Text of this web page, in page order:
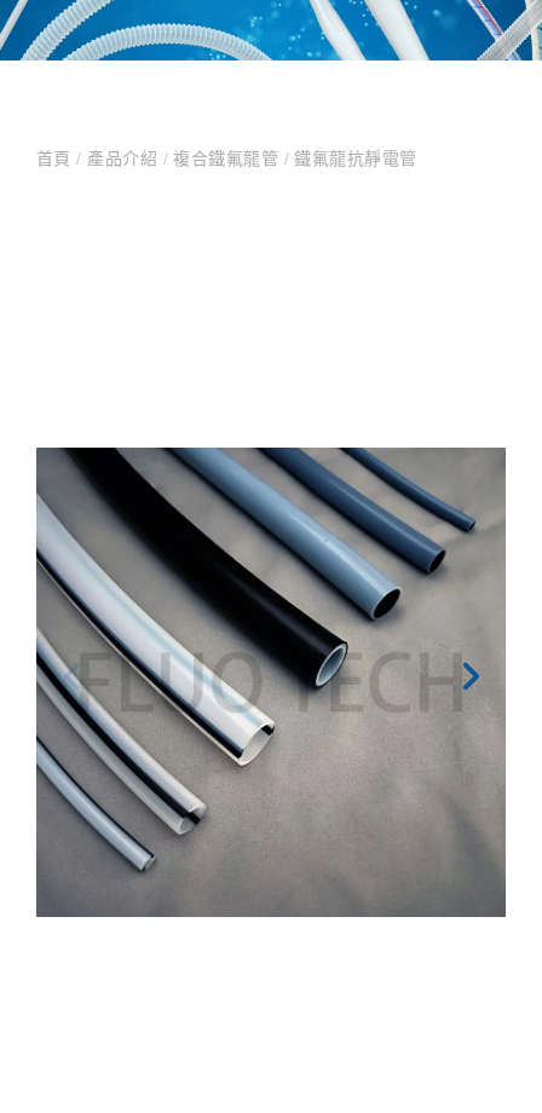
首頁/ 產品介紹 /複合鐵氟龍管 / 鐵氟龍抗靜電管